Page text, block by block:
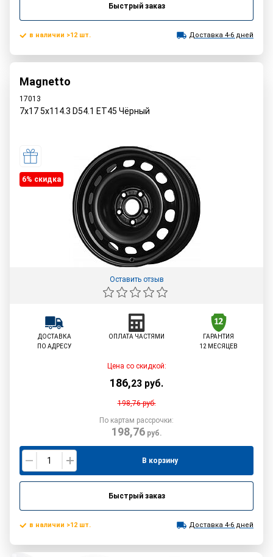
Быстрый заказ
в наличии >12 шт. Доставка 4-6 дней
Magnetto
17013
7x17 5x114.3 D54.1 ET45 Чёрный
6% cкидка
Оставить отзыв
ДОСТАВКА
ПО АДРЕСУ
ОПЛАТА ЧАСТЯМИ
ГАРАНТИЯ
12 МЕСЯЦЕВ
Цена со скидкой:
186,23 руб.
198,76руб.
По картам рассрочки:
198,76руб.
В корзину
Быстрый заказ
в наличии >12 шт. Доставка 4-6 дней